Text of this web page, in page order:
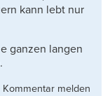
kann lebt nur
ganzen langen
Kommentar melden